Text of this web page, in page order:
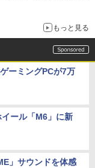
もっと見る
ーミングPCが7万
ール「M6」に新
」サウンドを体感